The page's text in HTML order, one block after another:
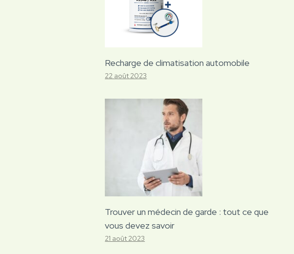
Recharge de climatisation automobile
22 août 2023
Trouver un médecin de garde : tout ce que
vous devez savoir
21 août 2023